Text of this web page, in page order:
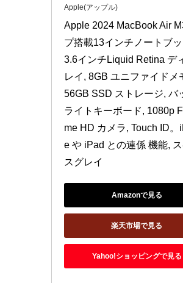
Apple(アップル)
Apple 2024 MacBook Air
プ搭載13インチノートブ
3.6インチLiquid Retina デ
レイ, 8GB ユニファイドメ
56GB SSD ストレージ, バ
ライトキーボード, 1080p
me HD カメラ, Touch ID。
e や iPad との連係 機能,
スグレイ
Amazonで見る
楽天市場で見る
Yahoo!ショッピングで見る